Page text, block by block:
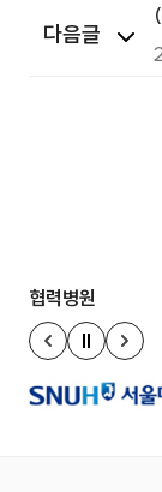
다음글
협력병원
이전 슬라이드
정지
다음